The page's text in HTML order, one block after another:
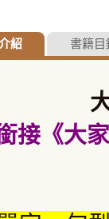
紹 書籍目
接 《大